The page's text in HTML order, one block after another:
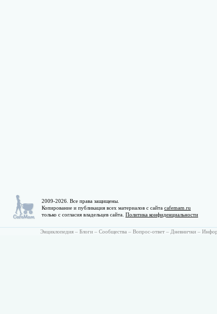
2009-2026. Все права защищены.
Копирование и публикация всех материалов с сайта cafemam.ru
только с согласия владельцев сайта. Политика конфиденциальности
Энциклопедия – Блоги – Сообщества – Вопрос-ответ – Дневнички –